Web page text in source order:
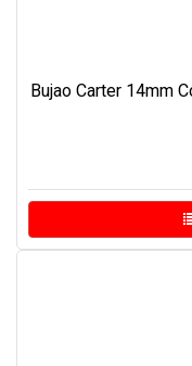
Bujao Carter 14mm